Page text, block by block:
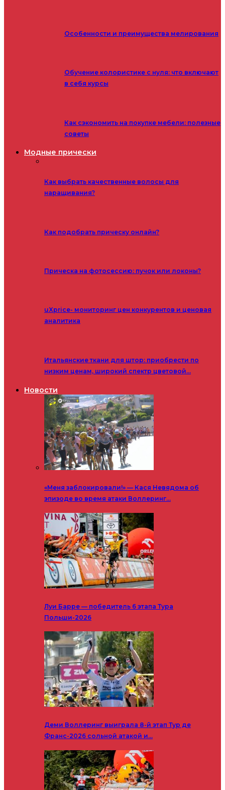
Особенности и преимущества мелирования
Обучение колористике с нуля: что включают
в себя курсы
Как сэкономить на покупке мебели: полезные
советы
Модные прически
Как выбрать качественные волосы для
наращивания?
Как подобрать прическу онлайн?
Прическа на фотосессию: пучок или локоны?
uXprice- мониторинг цен конкурентов и ценовая
аналитика
Итальянские ткани для штор: приобрести по
низким ценам, широкий спектр цветовой…
Новости
«Меня заблокировали!» — Кася Невядома об
эпизоде во время атаки Воллеринг…
Луи Барре — победитель 6 этапа Тура
Польши-2026
Деми Воллеринг выиграла 8-й этап Тур де
Франс-2026 сольной атакой и…